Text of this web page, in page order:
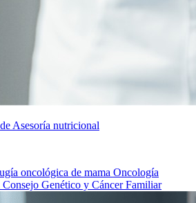
Asesoría nutricional
oncológica de mama Oncología
Consejo Genético y Cáncer Familiar